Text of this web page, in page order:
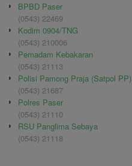
BPBD Paser
(0543) 22469
Kodim 0904/TNG
(0543) 210006
Pemadam Kebakaran
(0543) 21113
Polisi Pamong Praja (Satpol PP)
(0543) 21687
Polres Paser
(0543) 21110
RSU Panglima Sebaya
(0543) 21118